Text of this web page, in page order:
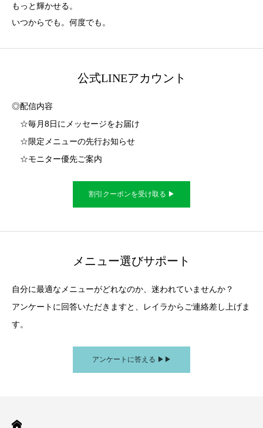
もっと輝かせる。
いつからでも。何度でも。
公式LINEアカウント
◎配信内容
☆毎月8日にメッセージをお届け
☆限定メニューの先行お知らせ
☆モニター優先ご案内
割引クーポンを受け取る ▶︎
メニュー選びサポート
自分に最適なメニューがどれなのか、迷われていませんか？
アンケートに回答いただきますと、レイラからご連絡差し上げま
す。
アンケートに答える ▶︎▶︎